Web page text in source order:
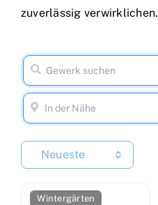
zuverlässig verwirklichen.
Neueste
Wintergärten